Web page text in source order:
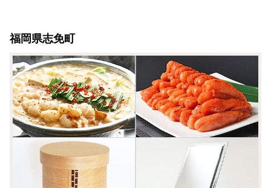
・年末にお申込みの方は、状況によって1月1日以降の発送と
・ワンストップ特例申請書の提出期日までに間に合わなかっ
た場合、別途確定申告が必要になりますのでご注意くださ
い。
福岡県志免町